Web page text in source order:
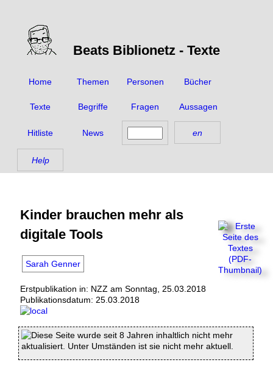
Beats Biblionetz - Texte
Home Themen Personen Bücher
Texte Begriffe Fragen Aussagen
Hitliste News en
Help
Kinder brauchen mehr als
digitale Tools
Sarah Genner
Erstpublikation in: NZZ am Sonntag, 25.03.2018
Publikationsdatum: 25.03.2018
Diese Seite wurde seit 8 Jahren inhaltlich nicht mehr
aktualisiert. Unter Umständen ist sie nicht mehr aktuell.